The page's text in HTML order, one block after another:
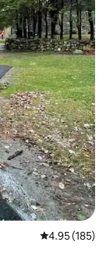
평점 4.95점(5
4.95 (185)